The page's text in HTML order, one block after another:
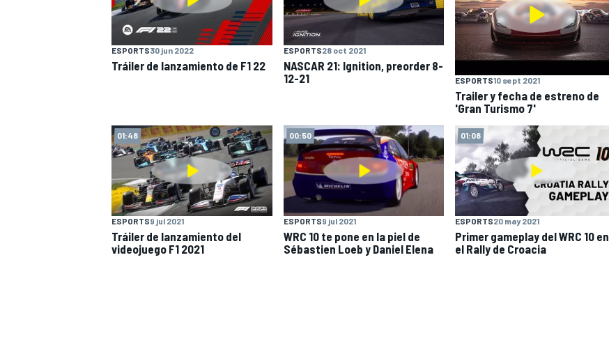
ESPORTS30 jun 2022
Tráiler de lanzamiento de F1 22
ESPORTS28 oct 2021
NASCAR 21: Ignition, preorder 8-
12-21
ESPORTS10 sept 2021
Trailer y fecha de estreno de
'Gran Turismo 7'
01:48
ESPORTS9 jul 2021
Tráiler de lanzamiento del
videojuego F1 2021
00:50
ESPORTS9 jul 2021
WRC 10 te pone en la piel de
Sébastien Loeb y Daniel Elena
01:08
ESPORTS20 may 2021
Primer gameplay del WRC 10 en
el Rally de Croacia